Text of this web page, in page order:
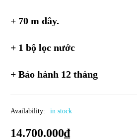
+ 70 m dây.
+ 1 bộ lọc nước
+ Bảo hành 12 tháng
Availability: in stock
14.700.000₫